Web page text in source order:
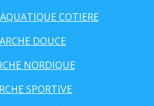
COTIERE
DOUCE
NORDIQUE
SPORTIVE